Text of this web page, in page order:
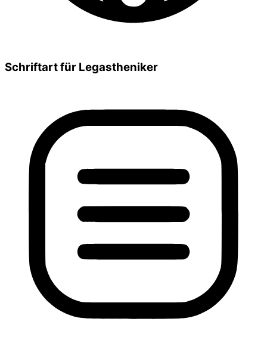
Schriftart für Legastheniker